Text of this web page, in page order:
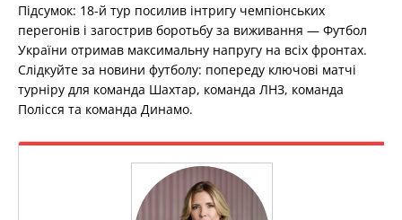
Підсумок: 18-й тур посилив інтригу чемпіонських
перегонів і загострив боротьбу за виживання — Футбол
України отримав максимальну напругу на всіх фронтах.
Слідкуйте за новини футболу: попереду ключові матчі
турніру для команда Шахтар, команда ЛНЗ, команда
Полісся та команда Динамо.